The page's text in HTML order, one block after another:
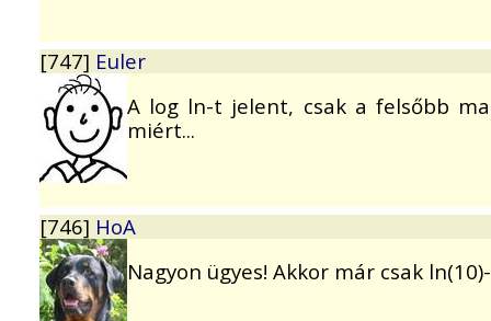
[747] Euler
A log ln-t jelent, csak a felsőbb
miért...
[746] HoA
Nagyon ügyes! Akkor már csak